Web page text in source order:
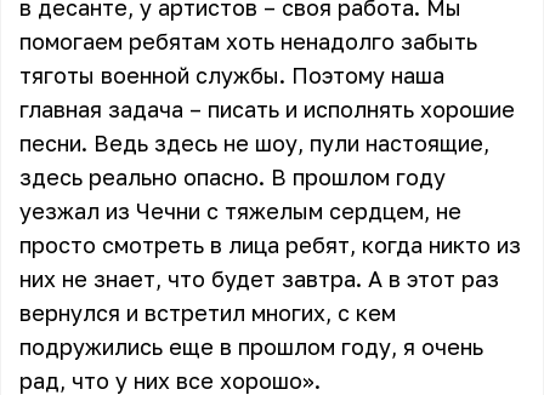
в десанте, у артистов – своя работа. Мы
помогаем ребятам хоть ненадолго забыть
тяготы военной службы. Поэтому наша
главная задача – писать и исполнять хорошие
песни. Ведь здесь не шоу, пули настоящие,
здесь реально опасно. В прошлом году
уезжал из Чечни с тяжелым сердцем, не
просто смотреть в лица ребят, когда никто из
них не знает, что будет завтра. А в этот раз
вернулся и встретил многих, с кем
подружились еще в прошлом году, я очень
рад, что у них все хорошо».